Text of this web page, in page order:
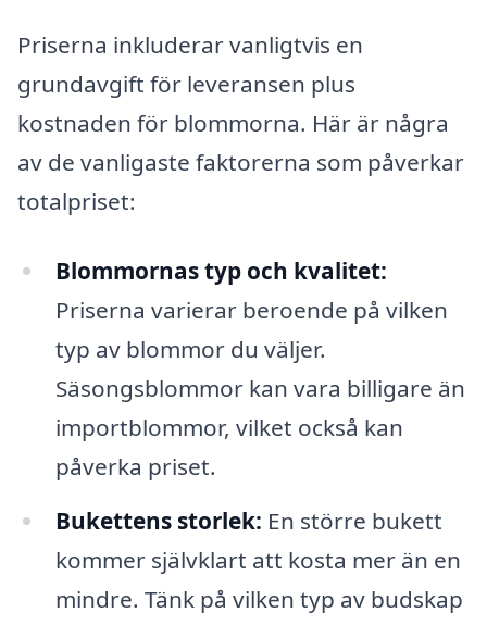
Priserna inkluderar vanligtvis en
grundavgift för leveransen plus
kostnaden för blommorna. Här är några
av de vanligaste faktorerna som påverkar
totalpriset:
Blommornas typ och kvalitet:
Priserna varierar beroende på vilken
typ av blommor du väljer.
Säsongsblommor kan vara billigare än
importblommor, vilket också kan
påverka priset.
Bukettens storlek: En större bukett
kommer självklart att kosta mer än en
mindre. Tänk på vilken typ av budskap